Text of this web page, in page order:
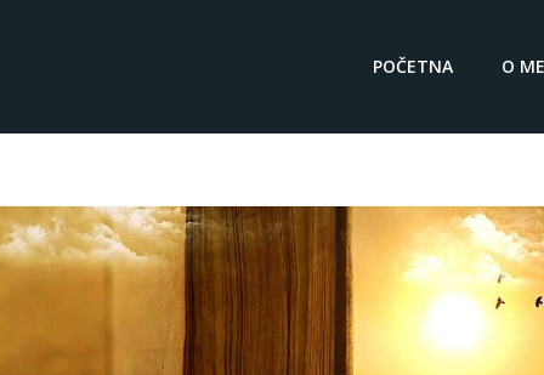
POČETNA O